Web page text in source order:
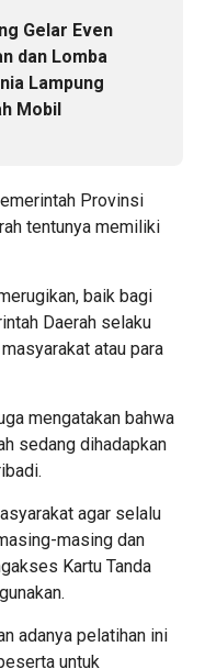
Gelar Even
dan Lomba
Lampung
Mobil
Provinsi
tentunya memiliki
baik bagi
Daerah selaku
atau para
mengatakan bahwa
sedang dihadapkan
agar selalu
masing dan
Kartu Tanda
adanya pelatihan ini
untuk